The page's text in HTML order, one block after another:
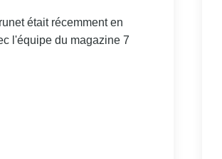
était récemment en
l'équipe du magazine 7